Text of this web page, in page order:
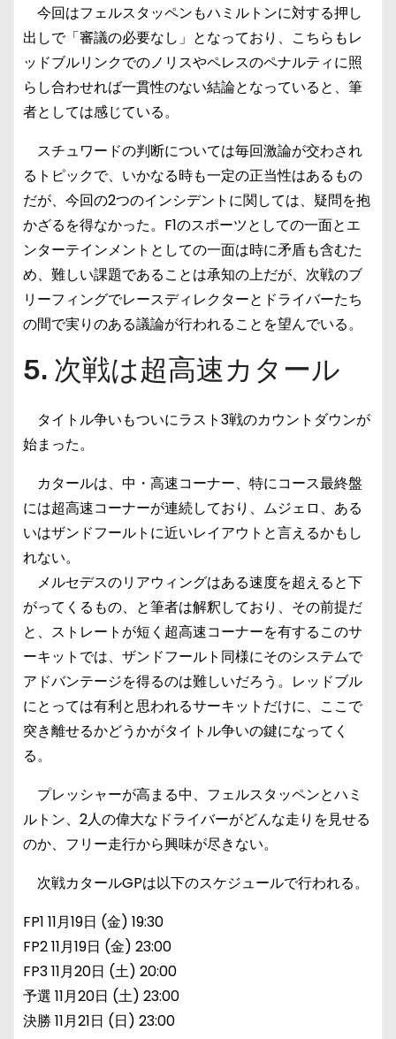
今回はフェルスタッペンもハミルトンに対する押し
出しで「審議の必要なし」となっており、こちらもレ
ッドブルリンクでのノリスやペレスのペナルティに照
らし合わせれば一貫性のない結論となっていると、筆
者としては感じている。
スチュワードの判断については毎回激論が交わされ
るトピックで、いかなる時も一定の正当性はあるもの
だが、今回の2つのインシデントに関しては、疑問を抱
かざるを得なかった。F1のスポーツとしての一面とエ
ンターテインメントとしての一面は時に矛盾も含むた
め、難しい課題であることは承知の上だが、次戦のブ
リーフィングでレースディレクターとドライバーたち
の間で実りのある議論が行われることを望んでいる。
5. 次戦は超高速カタール
タイトル争いもついにラスト3戦のカウントダウンが
始まった。
カタールは、中・高速コーナー、特にコース最終盤
には超高速コーナーが連続しており、ムジェロ、ある
いはザンドフールトに近いレイアウトと言えるかもし
れない。
メルセデスのリアウィングはある速度を超えると下
がってくるもの、と筆者は解釈しており、その前提だ
と、ストレートが短く超高速コーナーを有するこのサ
ーキットでは、ザンドフールト同様にそのシステムで
アドバンテージを得るのは難しいだろう。レッドブル
にとっては有利と思われるサーキットだけに、ここで
突き離せるかどうかがタイトル争いの鍵になってく
る。
プレッシャーが高まる中、フェルスタッペンとハミ
ルトン、2人の偉大なドライバーがどんな走りを見せる
のか、フリー走行から興味が尽きない。
次戦カタールGPは以下のスケジュールで行われる。
FP1 11月19日 (金) 19:30
FP2 11月19日 (金) 23:00
FP3 11月20日 (土) 20:00
予選 11月20日 (土) 23:00
決勝 11月21日 (日) 23:00